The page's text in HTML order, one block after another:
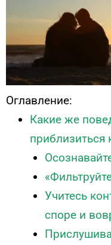
Оглавление:
Какие же
Учитесь
споре и